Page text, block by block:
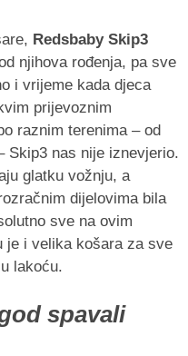
Redsbaby Skip3
njihova rođenja, pa sve
i vrijeme kada djeca
prijevoznim
raznim terenima – od
Skip3 nas nije iznevjerio.
glatku vožnju, a
dijelovima bila
sve na ovim
je i velika košara za sve
lakoću.
spavali